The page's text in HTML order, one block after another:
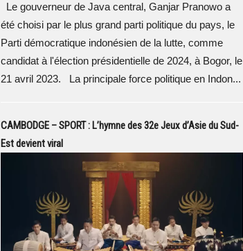
Le gouverneur de Java central, Ganjar Pranowo a
été choisi par le plus grand parti politique du pays, le
Parti démocratique indonésien de la lutte, comme
candidat à l'élection présidentielle de 2024, à Bogor, le
21 avril 2023. La principale force politique en Indon...
CAMBODGE – SPORT : L’hymne des 32e Jeux d’Asie du Sud-
Est devient viral